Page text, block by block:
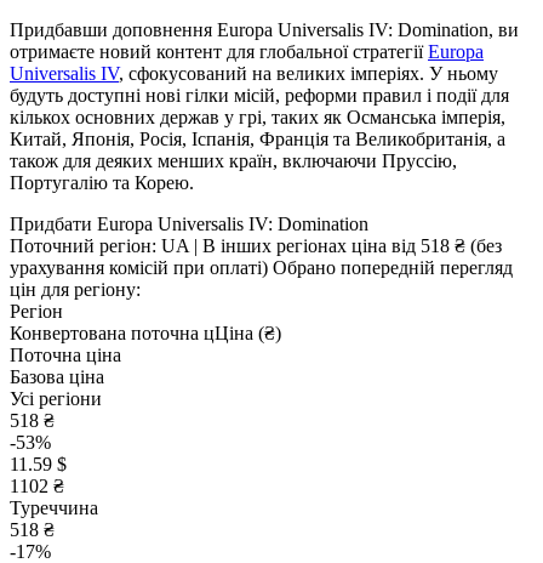
Придбавши доповнення Europa Universalis IV: Domination, ви
отримаєте новий контент для глобальної стратегіїEuropa
Universalis IV, сфокусований на великих імперіях. У ньому
будуть доступні нові гілки місій, реформи правил і події для
кількох основних держав у грі, таких як Османська імперія,
Китай, Японія, Росія, Іспанія, Франція та Великобританія, а
також для деяких менших країн, включаючи Пруссію,
Португалію та Корею.
Придбати Europa Universalis IV: Domination
Поточний регіон: UA | В інших регіонах ціна від 518 ₴ (без
урахування комісій при оплаті) Обрано попередній перегляд
цін для регіону:
Регіон
Конвертована поточна цЦіна (₴)
Поточна ціна
Базова ціна
Усі регіони
518 ₴
-53%
11.59 $
1102 ₴
Туреччина
518 ₴
-17%